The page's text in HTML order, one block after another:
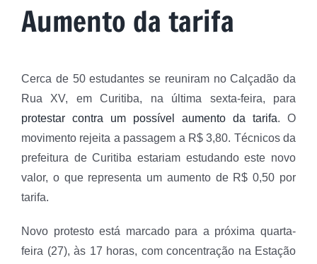
Aumento da tarifa
Cerca de 50 estudantes se reuniram no Calçadão da
Rua XV, em Curitiba, na última sexta-feira, para
protestar contra um possível aumento da tarifa. O
movimento rejeita a passagem a R$ 3,80. Técnicos da
prefeitura de Curitiba estariam estudando este novo
valor, o que representa um aumento de R$ 0,50 por
tarifa.
Novo protesto está marcado para a próxima quarta-
feira (27), às 17 horas, com concentração na Estação